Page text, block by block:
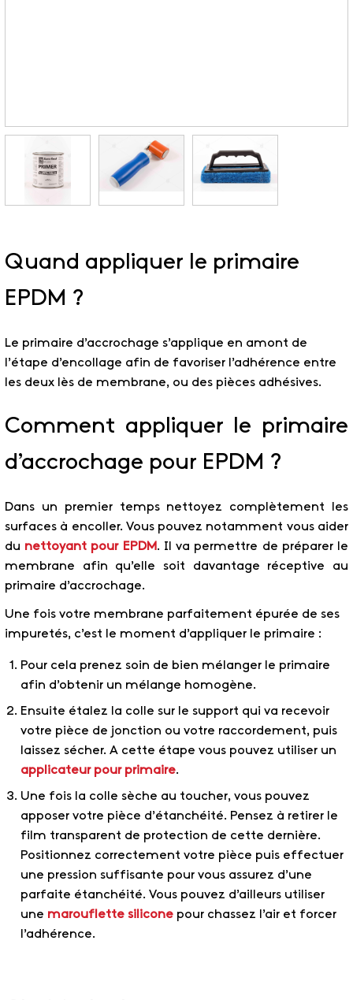
Quand appliquer le primaire
EPDM ?
Le primaire d’accrochage s’applique en amont de
l’étape d’encollage afin de favoriser l’adhérence entre
les deux lès de membrane, ou des pièces adhésives.
Comment appliquer le primaire
d’accrochage pour EPDM ?
Dans un premier temps nettoyez complètement les
surfaces à encoller. Vous pouvez notamment vous aider
du nettoyant pour EPDM . Il va permettre de préparer le
membrane afin qu’elle soit davantage réceptive au
primaire d’accrochage.
Une fois votre membrane parfaitement épurée de ses
impuretés, c’est le moment d’appliquer le primaire :
Pour cela prenez soin de bien mélanger le primaire
afin d’obtenir un mélange homogène.
Ensuite étalez la colle sur le support qui va recevoir
votre pièce de jonction ou votre raccordement, puis
laissez sécher. A cette étape vous pouvez utiliser un
applicateur pour primaire.
Une fois la colle sèche au toucher, vous pouvez
apposer votre pièce d’étanchéité. Pensez à retirer le
film transparent de protection de cette dernière.
Positionnez correctement votre pièce puis effectuer
une pression suffisante pour vous assurez d’une
parfaite étanchéité. Vous pouvez d’ailleurs utiliser
une marouflette silicone pour chassez l’air et forcer
l’adhérence.